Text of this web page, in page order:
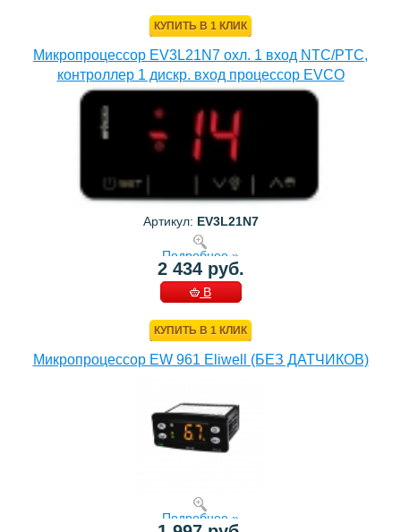
КУПИТЬ В 1 КЛИК
Микропроцессор EV3L21N7 охл. 1 вход NTC/PTC,
контроллер 1 дискр. вход процессор EVCO
Артикул: EV3L21N7
Подробнее »
2 434 руб.
В
КУПИТЬ В 1 КЛИК
Микропроцессор EW 961 Eliwell (БЕЗ ДАТЧИКОВ)
Подробнее »